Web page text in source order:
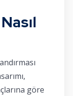
göre